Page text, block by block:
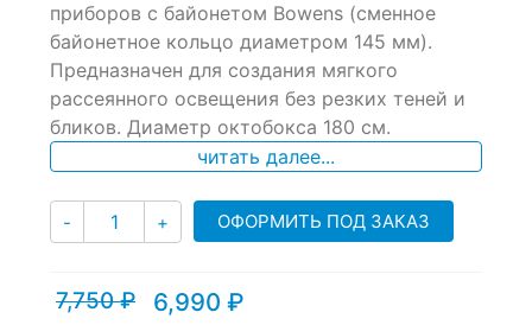
based
on
customer
ratings
приборов с байонетом Bowens (сменное
байонетное кольцо диаметром 145 мм).
Предназначен для создания мягкого
рассеянного освещения без резких теней и
бликов. Диаметр октобокса 180 см.
читать далее...
- Количество
+ ОФОРМИТЬ ПОД ЗАКАЗ
7,750₽
Первоначальная6,990 ₽
Текущая